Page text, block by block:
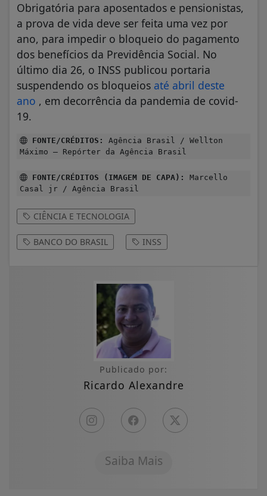
Obrigatória para aposentados e pensionistas,
a prova de vida deve ser feita uma vez por
ano, para impedir o bloqueio do pagamento
dos benefícios da Previdência Social. No
último dia 26, o INSS publicou portaria
suspendendo os bloqueios até abril deste
ano , em decorrência da pandemia de covid-
19.
FONTE/CRÉDITOS:
Agência Brasil / Wellton
Máximo – Repórter da Agência Brasil
FONTE/CRÉDITOS (IMAGEM DE CAPA):
Marcello
Casal jr / Agência Brasil
CIÊNCIA E TECNOLOGIA
BANCO DO BRASIL INSS
Publicado por:
Ricardo Alexandre
Saiba Mais